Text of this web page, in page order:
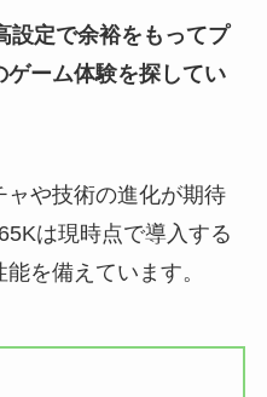
設定で余裕をもってプ
ゲーム体験を探してい
や技術の進化が期待
は現時点で導入する
を備えています。